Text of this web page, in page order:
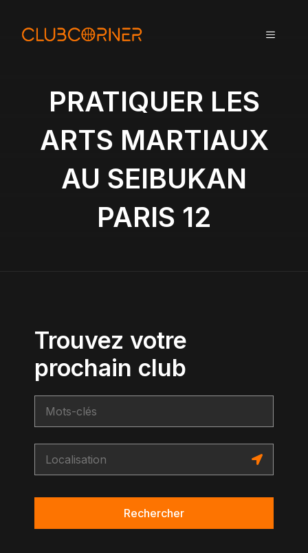
MENU
PRATIQUER LES
ARTS MARTIAUX
AU SEIBUKAN
PARIS 12
Trouvez votre
prochain club
Rechercher